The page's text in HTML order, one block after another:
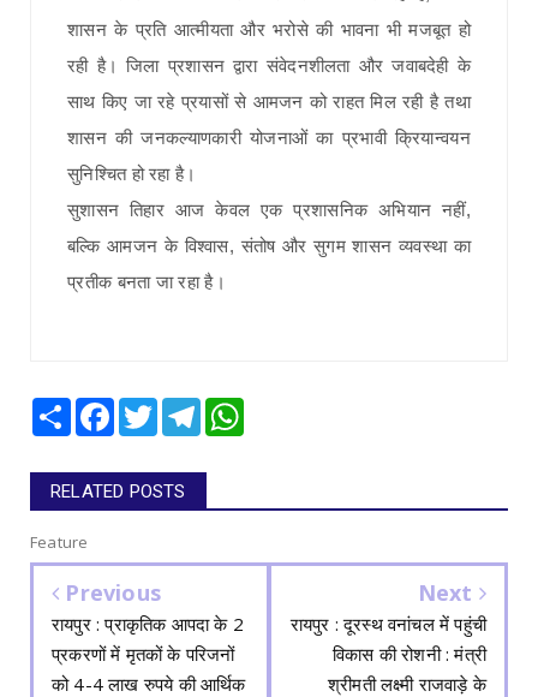
शासन के प्रति आत्मीयता और भरोसे की भावना भी मजबूत हो
रही है। जिला प्रशासन द्वारा संवेदनशीलता और जवाबदेही के
साथ किए जा रहे प्रयासों से आमजन को राहत मिल रही है तथा
शासन की जनकल्याणकारी योजनाओं का प्रभावी क्रियान्वयन
सुनिश्चित हो रहा है।
सुशासन तिहार आज केवल एक प्रशासनिक अभियान नहीं,
बल्कि आमजन के विश्वास, संतोष और सुगम शासन व्यवस्था का
प्रतीक बनता जा रहा है।
Share Facebook
TwitterTelegram
RELATED POSTS
Feature
Previous
रायपुर : प्राकृतिक आपदा के 2
प्रकरणों में मृतकों के परिजनों
को 4-4 लाख रुपये की आर्थिक
Next
रायपुर : दूरस्थ वनांचल में पहुंची
विकास की रोशनी : मंत्री
श्रीमती लक्ष्मी राजवाड़े के